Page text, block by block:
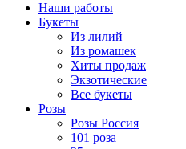
Наши работы
Букеты
Из лилий
Из ромашек
Хиты продаж
Экзотические
Все букеты
Розы
Розы Россия
101 роза